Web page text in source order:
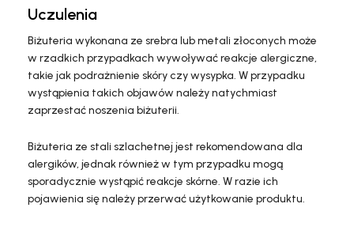
Uczulenia
Biżuteria wykonana ze srebra lub metali złoconych może
w rzadkich przypadkach wywoływać reakcje alergiczne,
takie jak podrażnienie skóry czy wysypka. W przypadku
wystąpienia takich objawów należy natychmiast
zaprzestać noszenia biżuterii.
Biżuteria ze stali szlachetnej jest rekomendowana dla
alergików, jednak również w tym przypadku mogą
sporadycznie wystąpić reakcje skórne. W razie ich
pojawienia się należy przerwać użytkowanie produktu.